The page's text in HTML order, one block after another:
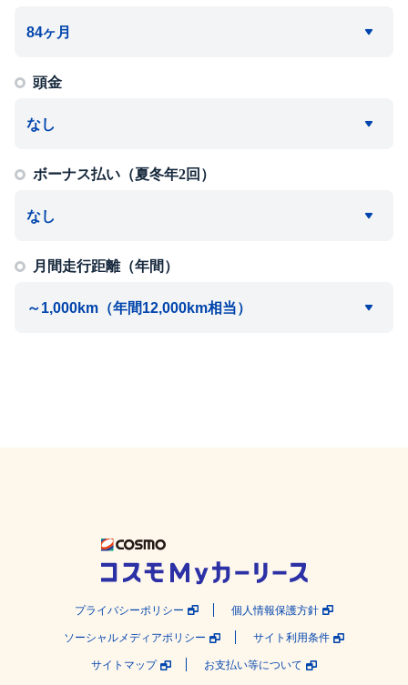
頭金
ボーナス払い（夏冬年2回）
月間走行距離（年間）
プライバシーポリシー 個人情報保護方針
ソーシャルメディアポリシー サイト利用条件
サイトマップ お支払い等について